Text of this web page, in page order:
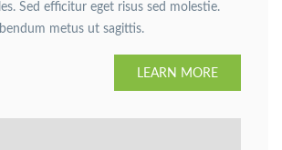
Sed efficitur eget risus sed molestie.
metus ut sagittis.
LEARN MORE